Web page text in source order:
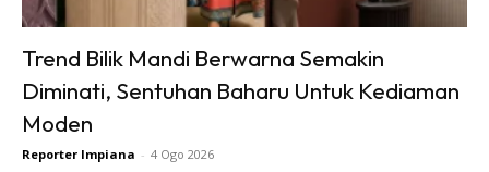
Ada dalam kalangan pengguna menyifatkan kenaikan bil
Trend Bilik Mandi Berwarna Semakin
Diminati, Sentuhan Baharu Untuk Kediaman
Moden
Reporter Impiana - 4 Ogo 2026